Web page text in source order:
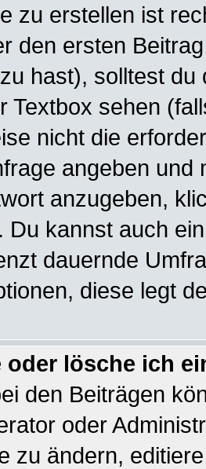
zu erstellen ist
den ersten
hast), solltest
Textbox sehen
nicht die
angeben und
anzugeben,
Du kannst auch
dauernde
diese legt
oder lösche ich
den Beiträgen
oder
zu ändern,